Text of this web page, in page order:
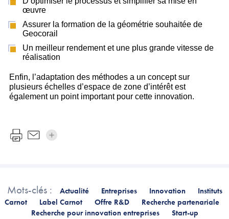
œuvre
Assurer la formation de la géométrie souhaitée de
Geocorail
Un meilleur rendement et une plus grande vitesse de
réalisation
Enfin, l’adaptation des méthodes a un concept sur
plusieurs échelles d’espace de zone d’intérêt est
également un point important pour cette innovation.
Mots-clés : Actualité Entreprises Innovation
Instituts
Carnot
Label Carnot Offre R&D
Recherche partenariale
Recherche pour innovation entreprises
Start-up